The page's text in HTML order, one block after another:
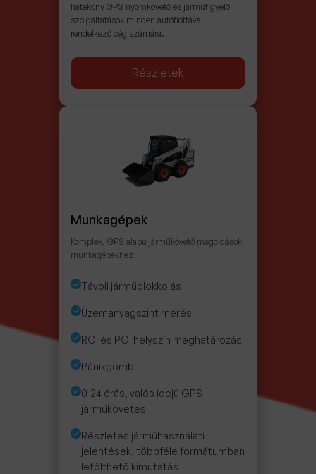
hatékony GPS nyomkövető és járműfigyelő
szolgáltatások minden autóflottával
rendelkező cég számára.
Részletek
Munkagépek
Komplex, GPS alapú járműkövető megoldások
munkagépekhez
Távoli járműblokkolás
Üzemanyagszint mérés
ROI és POI helyszín meghatározás
Pánikgomb
0-24 órás, valós idejű GPS
járműkövetés
Részletes járműhasználati
jelentések, többféle formátumban
letölthető kimutatás